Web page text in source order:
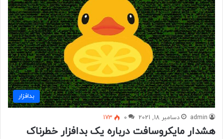
بدافزار
admin دسامبر 18, 2021 0
173
هشدار مایکروسافت درباره یک بدافزار خطرناک